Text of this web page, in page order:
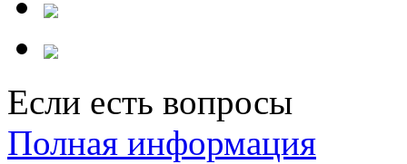
Если есть вопросы
Полная информация